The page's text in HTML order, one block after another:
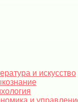
и искусство
и